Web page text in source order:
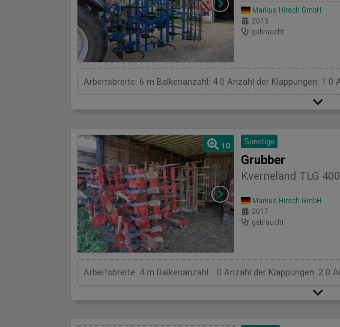
Markus Hirsch GmbH
2013
gebraucht
Arbeitsbreite: 6 m Balkenanzahl: 4 0 Anzahl der Klappungen: 1 0
10 Sonstige
Grubber
Kverneland TLG
Markus Hirsch GmbH
2017
gebraucht
Arbeitsbreite: 4 m Balkenanzahl: . 0 Anzahl der Klappungen: 2 0